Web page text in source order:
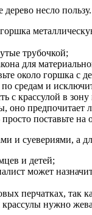
несло
трубочкой;
для
около горшка
средам и
с крассулой в
оно
поставьте
и суевериями, а
и детей;
может
перчатках, так
нужно